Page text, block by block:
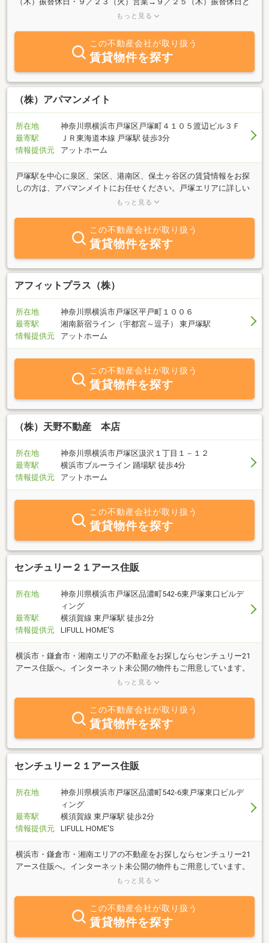
させて頂きます。 ９／２（火）営業→９／５（木）振替休日・９／
もっと見る
この不動産会社が取り扱う
賃貸物件を探す
（株）アパマンメイト
所在地
神奈川県横浜市戸塚区戸塚町４１０５渡辺ビル３Ｆ
最寄駅
ＪＲ東海道本線 戸塚駅 徒歩3分
情報提供元
アットホーム
戸塚駅を中心に泉区、栄区、港南区、保土ヶ谷区の賃貸情報をお探
しの方は、アパマンメイトにお任せください。戸塚エリアに詳しい
アパマンメイトのスタッフがお部屋探しをしっかりとサポートいた
す。諸条件ご相談下さい。戸塚周辺で賃貸物件をお探しの方は、是
非アパマンメイトまでご相談下さい。みなさまのご来店を心よりお
待ちしております。
もっと見る
この不動産会社が取り扱う
賃貸物件を探す
アフィットプラス（株）
所在地
神奈川県横浜市戸塚区平戸町１００６
最寄駅
湘南新宿ライン（宇都宮～逗子） 東戸塚駅
情報提供元
アットホーム
この不動産会社が取り扱う
賃貸物件を探す
（株）天野不動産 本店
所在地
神奈川県横浜市戸塚区汲沢１丁目１－１２
最寄駅
横浜市ブルーライン 踊場駅 徒歩4分
情報提供元
アットホーム
この不動産会社が取り扱う
賃貸物件を探す
センチュリー２１アース住販
所在地
神奈川県横浜市戸塚区品濃町542-6東戸塚東口ビルデ
ィング
最寄駅
横須賀線 東戸塚駅 徒歩2分
情報提供元
LIFULL HOME'S
横浜市・鎌倉市・湘南エリアの不動産をお探しならセンチュリー21
アース住販へ。インターネット未公開の物件もご用意しています。
横須賀線、東戸塚駅から徒歩2分の明るい店舗です。駐車場完備し
もっと見る
この不動産会社が取り扱う
賃貸物件を探す
センチュリー２１アース住販
所在地
神奈川県横浜市戸塚区品濃町542-6東戸塚東口ビルデ
ィング
最寄駅
横須賀線 東戸塚駅 徒歩2分
情報提供元
LIFULL HOME'S
横浜市・鎌倉市・湘南エリアの不動産をお探しならセンチュリー21
アース住販へ。インターネット未公開の物件もご用意しています。
横須賀線、東戸塚駅から徒歩2分の明るい店舗です。駐車場完備し
もっと見る
この不動産会社が取り扱う
賃貸物件を探す